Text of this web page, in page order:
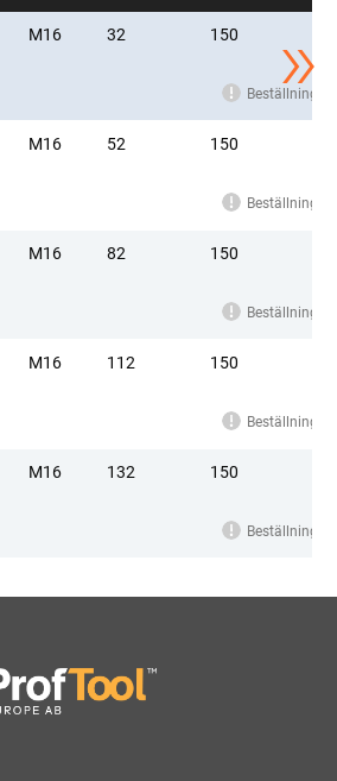
M16 32 150
M16 52 150
M16 82 150
M16 112 150
M16 132 150